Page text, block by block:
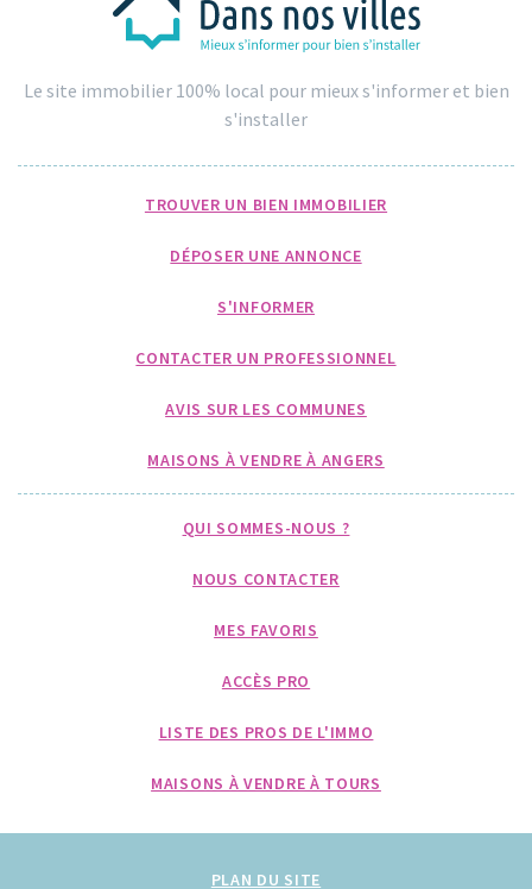
Le site immobilier 100% local pour mieux s'informer et bien
s'installer
TROUVER UN BIEN IMMOBILIER
DÉPOSER UNE ANNONCE
S'INFORMER
CONTACTER UN PROFESSIONNEL
AVIS SUR LES COMMUNES
MAISONS À VENDRE À ANGERS
QUI SOMMES-NOUS ?
NOUS CONTACTER
MES FAVORIS
ACCÈS PRO
LISTE DES PROS DE L'IMMO
MAISONS À VENDRE À TOURS
PLAN DU SITE